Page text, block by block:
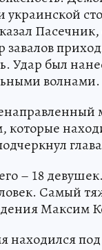
украинской
завалов
Удар был
волнами.
которые
– 18
Самый
Максим
находился